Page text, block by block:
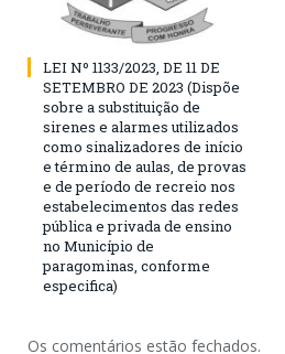
LEI Nº 1133/2023, DE 11 DE
SETEMBRO DE 2023 (Dispõe
sobre a substituição de
sirenes e alarmes utilizados
como sinalizadores de início
e término de aulas, de provas
e de período de recreio nos
estabelecimentos das redes
pública e privada de ensino
no Município de
paragominas, conforme
especifica)
Os comentários estão fechados.